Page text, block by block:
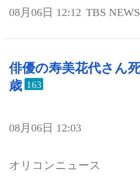
08月06日 12:12 TBS
俳優の寿美花代さん
歳 163
08月06日 12:03
オリコンニュース